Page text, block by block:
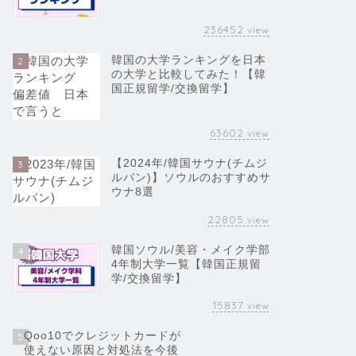
236452 view
2
韓国の大学ランキングを日本
の大学と比較してみた！【韓
国正規留学/交換留学】
63602 view
3
【2024年/韓国サウナ(チムジ
ルバン)】ソウルのおすすめサ
ウナ8選
22805 view
4
韓国ソウル/美容・メイク学部
4年制大学一覧【韓国正規留
学/交換留学】
15837 view
5Qoo10でクレジットカードが
使えない原因と対処法を今後